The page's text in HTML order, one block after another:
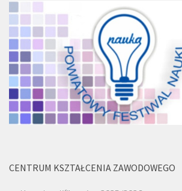
CENTRUM KSZTAŁCENIA ZAWODOWEGO